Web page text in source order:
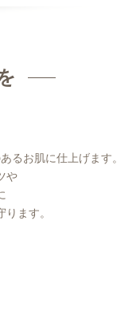
るお肌に仕上げます。
や
ます。